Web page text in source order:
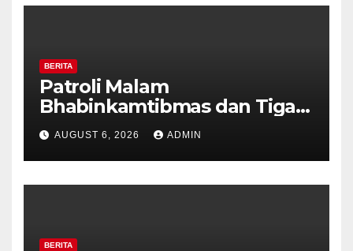
BERITA
Patroli Malam
Bhabinkamtibmas dan Tiga
Pilar Kelurahan Ungaran
Perkuat Kamtibmas, Warga
Diajak Aktifkan Ronda
AUGUST 6, 2026 ADMIN
BERITA